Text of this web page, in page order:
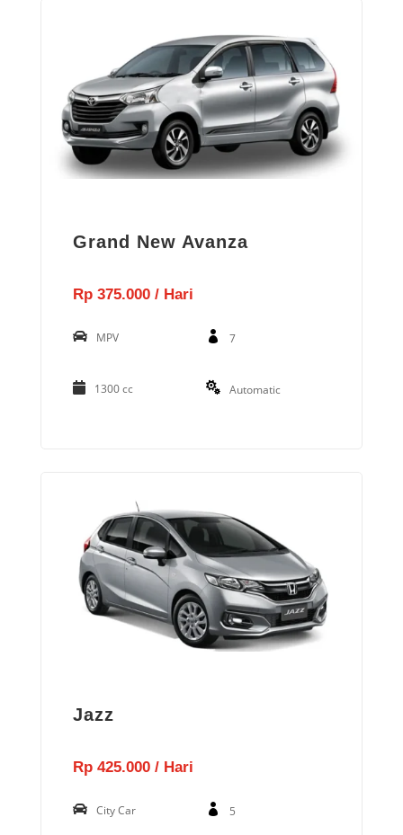
Grand New Avanza
Rp 375.000 / Hari
MPV 7
1300 cc Automatic
Jazz
Rp 425.000 / Hari
City Car 5